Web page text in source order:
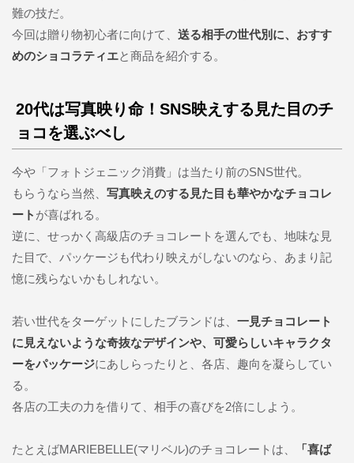
難の技だ。
今回は贈り物初心者に向けて、 送る相手の世代別に、おすす
めのショコラティエと商品を紹介する。
20代は写真映り命！SNS映えする見た目のチ
ョコを選ぶべし
今や「フォトジェニック消費」は当たり前のSNS世代。
もらうなら当然、 写真映えのする見た目も華やかなチョコレ
ート が喜ばれる。
逆に、せっかく高級店のチョコレートを選んでも、地味な見
た目で、パッケージも代わり映えがしないのなら、あまり記
憶に残らないかもしれない。
若い世代をターゲットにしたブランドは、 一見チョコレート
に見えないような奇抜なデザインや、可愛らしいキャラクタ
ーをパッケージにあしらったりと、各店、趣向を凝らしてい
る。
各店の工夫の力を借りて、相手の喜びを2倍にしよう。
たとえばMARIEBELLE(マリベル)のチョコレートは、
「喜ば